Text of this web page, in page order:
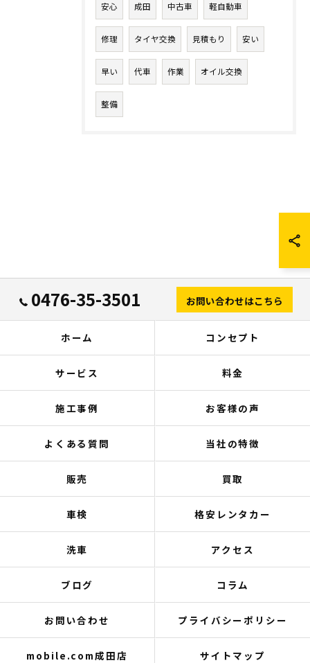
安心 成田 中古車 軽自動車
修理 タイヤ交換 見積もり 安い
早い 代車 作業 オイル交換
整備
0476-35-3501 お問い合わせはこちら
ホーム コンセプト
サービス 料金
施工事例 お客様の声
よくある質問 当社の特徴
販売 買取
車検 格安レンタカー
洗車 アクセス
ブログ コラム
お問い合わせ プライバシーポリシー
mobile.com成田店 サイトマップ